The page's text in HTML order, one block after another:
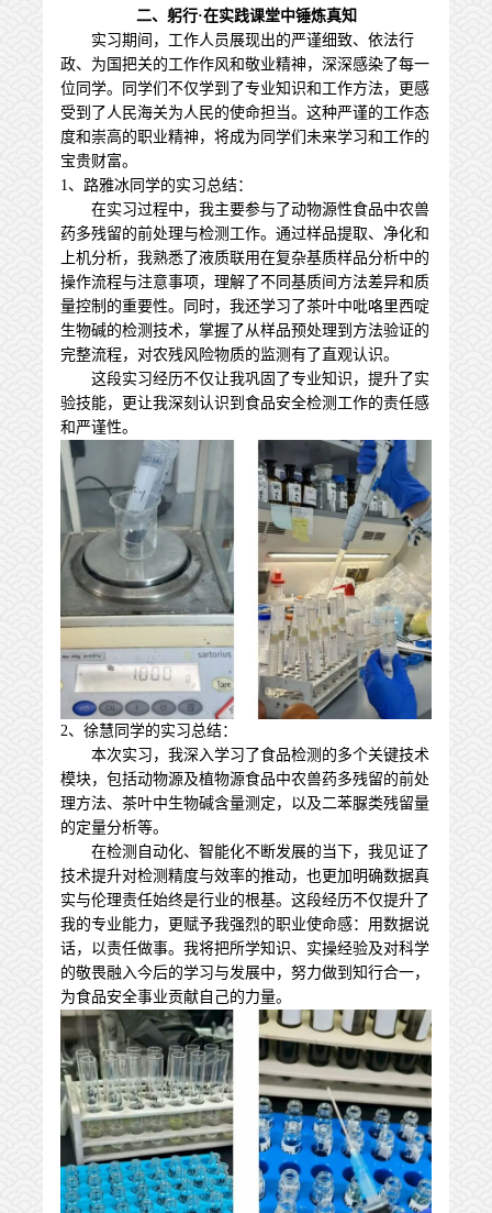
二、 躬行·在实践课堂中锤炼真知
实习期间，工作人员展现出的严谨细致、依法行
政、为国把关的工作作风和敬业精神，深深感染了每一
位同学。同学们不仅学到了专业知识和工作方法，更感
受到了人民海关为人民的使命担当。这种严谨的工作态
度和崇高的职业精神，将成为同学们未来学习和工作的
宝贵财富。
1、路雅冰同学的实习总结：
在实习过程中，我主要参与了动物源性食品中农兽
药多残留的前处理与检测工作。通过样品提取、净化和
上机分析，我熟悉了液质联用在复杂基质样品分析中的
操作流程与注意事项，理解了不同基质间方法差异和质
量控制的重要性。同时，我还学习了茶叶中吡咯里西啶
生物碱的检测技术，掌握了从样品预处理到方法验证的
完整流程，对农残风险物质的监测有了直观认识。
这段实习经历不仅让我巩固了专业知识，提升了实
验技能，更让我深刻认识到食品安全检测工作的责任感
和严谨性。
2、徐慧同学的实习总结：
本次实习，我深入学习了食品检测的多个关键技术
模块，包括动物源及植物源食品中农兽药多残留的前处
理方法、茶叶中生物碱含量测定，以及二苯脲类残留量
的定量分析等。
在检测自动化、智能化不断发展的当下，我见证了
技术提升对检测精度与效率的推动，也更加明确数据真
实与伦理责任始终是行业的根基。这段经历不仅提升了
我的专业能力，更赋予我强烈的职业使命感：用数据说
话，以责任做事。我将把所学知识、实操经验及对科学
的敬畏融入今后的学习与发展中，努力做到知行合一，
为食品安全事业贡献自己的力量。